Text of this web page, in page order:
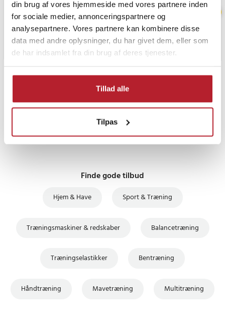
din brug af vores hjemmeside med vores partnere inden
for sociale medier, annonceringspartnere og
analysepartnere. Vores partnere kan kombinere disse
data med andre oplysninger, du har givet dem, eller som
de har indsamlet fra din brug af deres tjenester.
Tillad alle
Tilpas
UDSALG
Finde gode tilbud
Hjem & Have Sport & Træning
Træningsmaskiner & redskaber Balancetræning
Træningselastikker Bentræning
Håndtræning Mavetræning Multitræning